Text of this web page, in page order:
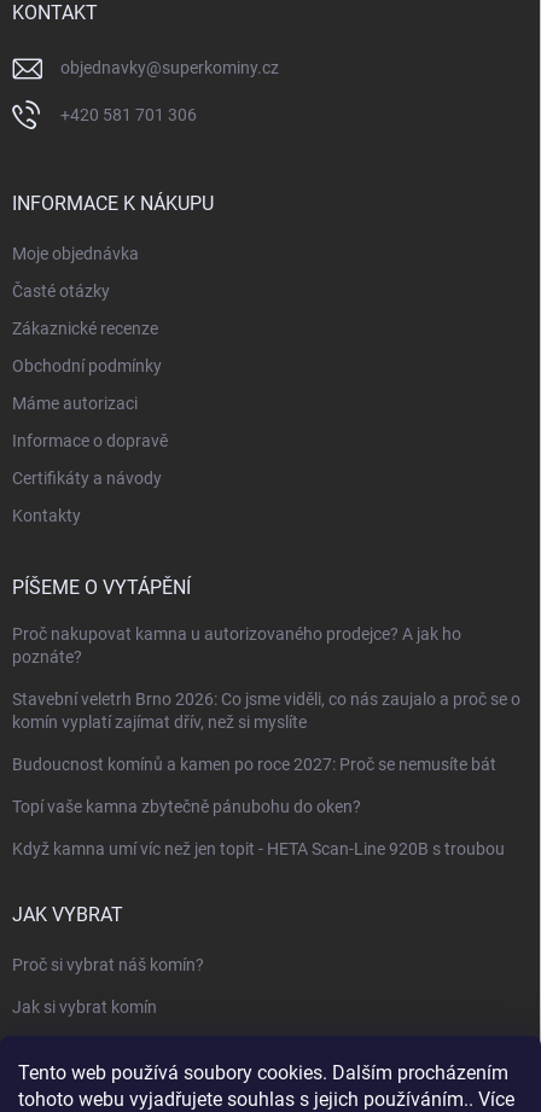
Tento web používá soubory cookies. Dalším procházením
tohoto webu vyjadřujete souhlas s jejich používáním.. Více
KONTAKT
objednavky@superkominy.cz
+420 581 701 306
INFORMACE K NÁKUPU
Moje objednávka
Časté otázky
Zákaznické recenze
Obchodní podmínky
Máme autorizaci
Informace o dopravě
Certifikáty a návody
Kontakty
PÍŠEME O VYTÁPĚNÍ
Proč nakupovat kamna u autorizovaného prodejce? A jak ho
poznáte?
Stavební veletrh Brno 2026: Co jsme viděli, co nás zaujalo a proč se o
komín vyplatí zajímat dřív, než si myslíte
Budoucnost komínů a kamen po roce 2027: Proč se nemusíte bát
Topí vaše kamna zbytečně pánubohu do oken?
Když kamna umí víc než jen topit - HETA Scan-Line 920B s troubou
JAK VYBRAT
Proč si vybrat náš komín?
Jak si vybrat komín
Jak vybrat kamna nebo krbovou vložku